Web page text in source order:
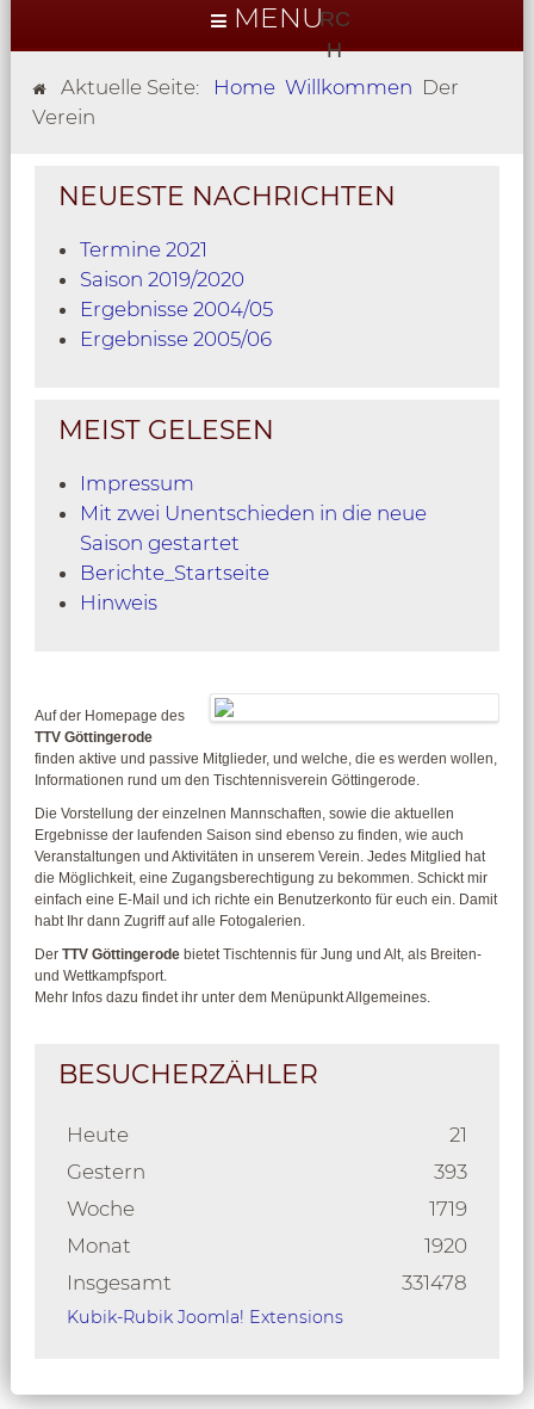
MENU
Aktuelle Seite: Home Willkommen Der
Verein
NEUESTE NACHRICHTEN
Termine 2021
Saison 2019/2020
Ergebnisse 2004/05
Ergebnisse 2005/06
MEIST GELESEN
Impressum
Mit zwei Unentschieden in die neue
Saison gestartet
Berichte_Startseite
Hinweis
Auf der Homepage des
TTV Göttingerode
finden aktive und passive Mitglieder, und welche, die es werden wollen,
Informationen rund um den Tischtennisverein Göttingerode.
Die Vorstellung der einzelnen Mannschaften, sowie die aktuellen
Ergebnisse der laufenden Saison sind ebenso zu finden, wie auch
Veranstaltungen und Aktivitäten in unserem Verein. Jedes Mitglied hat
die Möglichkeit, eine Zugangsberechtigung zu bekommen. Schickt mir
einfach eine E-Mail und ich richte ein Benutzerkonto für euch ein. Damit
habt Ihr dann Zugriff auf alle Fotogalerien.
Der TTV Göttingerodebietet Tischtennis für Jung und Alt, als Breiten-
und Wettkampfsport.
Mehr Infos dazu findet ihr unter dem Menüpunkt Allgemeines.
BESUCHERZÄHLER
Heute
21
Gestern
393
Woche
1719
Monat
1920
Insgesamt
331478
Kubik-Rubik Joomla! Extensions